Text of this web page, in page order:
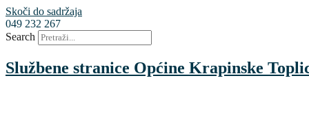
Skoči do sadržaja
049 232 267
Search
Službene stranice Općine Krapinske